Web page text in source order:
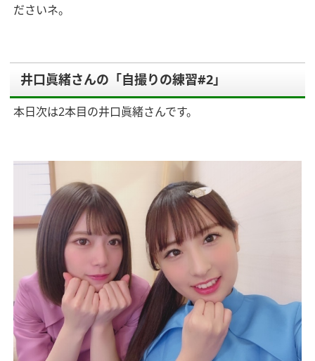
ださいネ。
井口眞緒さんの「自撮りの練習#2」
本日次は2本目の井口眞緒さんです。